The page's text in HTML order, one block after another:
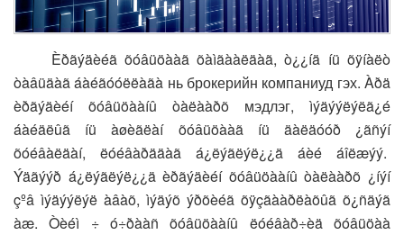
Èðãýäèéã õóâüöààã õàìãààëäàã, ò¿¿íä íü õÿíàëò
òàâüäàã áàéãóóëëàãà нь брокерийн компаниуд гэх. Àðä
èðãýäèéí õóâüöààíû òàëààðõ мэдлэг, ìýäýýëýëã¿é
áàéäëûã íü àøèãëàí õóâüöààã íü äàëäóóð ¿ãñýí
õóéâàëäàí, ëóéâàðääàã á¿ëýãëýë¿¿ä áèé áîëæýý.
Ýäãýýð á¿ëýãëýë¿¿ä èðãýäèéí õóâüöààíû òàëààðõ ¿íýí
çºâ ìýäýýëýë àâàõ, ìýäýõ ýðõèéã õÿçãààðëàõûã õ¿ñäýã
àæ. Òèéì ÷ ó÷ðààñ õóâüöààíû ëóéâàð÷èä õóâüöàà